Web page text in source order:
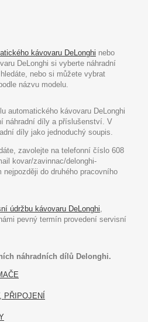
kávovaru DeLonghi nebo
DeLonghi si vyberte náhradní
nebo si můžete vybrat
názvu modelu.
automatického kávovaru DeLonghi
náhradní díly a příslušenství. V
díly jako jednoduchý soupis.
zavolejte na telefonní číslo 608
kovar/zavinnac/delonghi-
do druhého pracovního
údržbu kávovaru DeLonghi,
pevný termín provedení servisní
náhradních dílů Delonghi.
PŘIPOJENÍ